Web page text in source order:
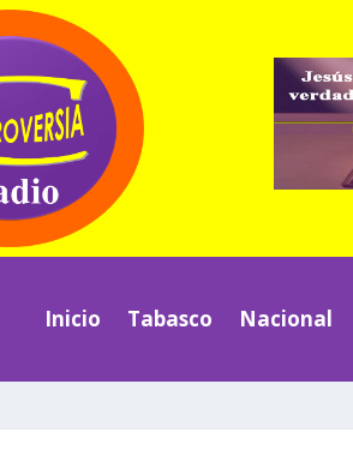
Inicio Tabasco Nacional